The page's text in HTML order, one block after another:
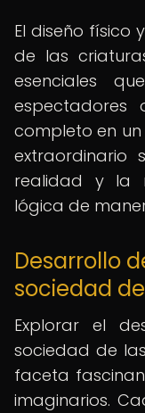
El diseño físico
de las
esenciales
espectadores
completo en
extraordinario
realidad y la
lógica de
Desarrollo
sociedad
Explorar el
sociedad de
faceta
imaginarios.